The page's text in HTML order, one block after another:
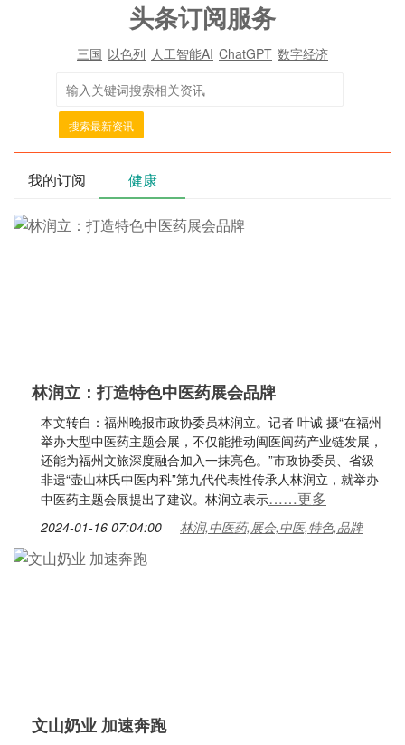
头条订阅服务
三国 以色列 人工智能AI ChatGPT 数字经济
搜索最新资讯
我的订阅 健康
林润立：打造特色中医药展会品牌
本文转自：福州晚报市政协委员林润立。记者 叶诚 摄“在福州
举办大型中医药主题会展，不仅能推动闽医闽药产业链发展，
还能为福州文旅深度融合加入一抹亮色。”市政协委员、省级
非遗“壶山林氏中医内科”第九代代表性传承人林润立，就举办
中医药主题会展提出了建议。林润立表示……更多
2024-01-16 07:04:00 林润,中医药,展会,中医,特色,品牌
文山奶业 加速奔跑